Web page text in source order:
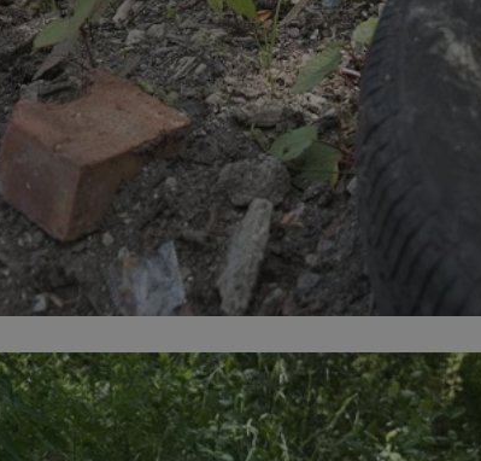
MvSessID
zabrze.com.pl
__cf_bm
Cloudflare
Inc.
.x.com
29 minut
Cloudflare
Inc.
.twitter.com
CookieScriptConsent
CookieScript
zabrze.com.pl
VISITOR_PRIVACY_METADATA
YouTube
.youtube.com
Google Privacy Policy